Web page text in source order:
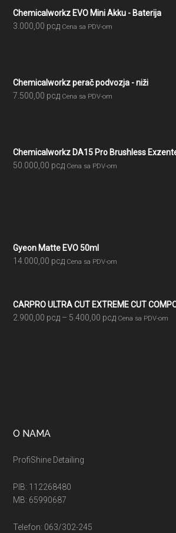
Chemicalworkz EVO Mini Akku - Baterija
3.000,00 рсд Cena sa PDV-om
Chemicalworkz perač podvozja - niži
7.500,00 рсд Cena sa PDV-om
Chemicalworkz DA15 Pro Brushless
50.000,00 рсд Cena sa PDV-om
Gyeon Matte EVO 50ml
14.000,00 рсд Cena sa PDV-om
CARPRO ULTRA CUT EXTREME CUT
2.900,00 рсд – 5.400,00 рсдRaspon
Cena sa PDV-om
O NAMA
ProfiShine Detailing
PIB: 112268480
MB: 65990687
Telefon: 063/302-245